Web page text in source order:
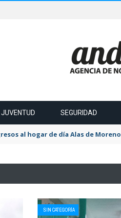
JUVENTUD SEGURIDAD
al hogar de día Alas de Moreno
SIN CATEGORÍA